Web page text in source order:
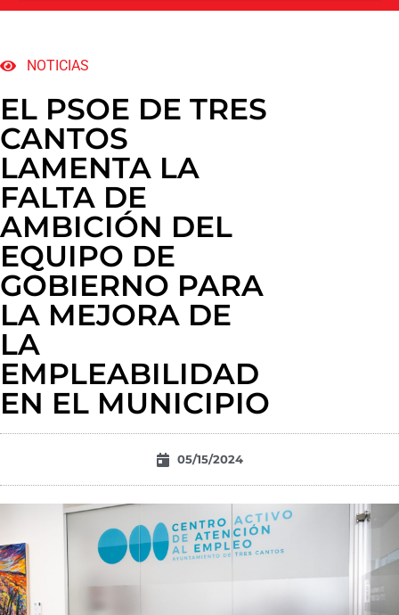
NOTICIAS
EL PSOE DE TRES
CANTOS
LAMENTA LA
FALTA DE
AMBICIÓN DEL
EQUIPO DE
GOBIERNO PARA
LA MEJORA DE
LA
EMPLEABILIDAD
EN EL MUNICIPIO
05/15/2024